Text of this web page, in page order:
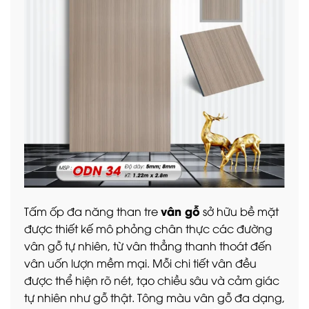
Tấm ốp đa năng than trevân gỗ sở hữu bề mặt
được thiết kế mô phỏng chân thực các đường
vân gỗ tự nhiên, từ vân thẳng thanh thoát đến
vân uốn lượn mềm mại. Mỗi chi tiết vân đều
được thể hiện rõ nét, tạo chiều sâu và cảm giác
tự nhiên như gỗ thật. Tông màu vân gỗ đa dạng,